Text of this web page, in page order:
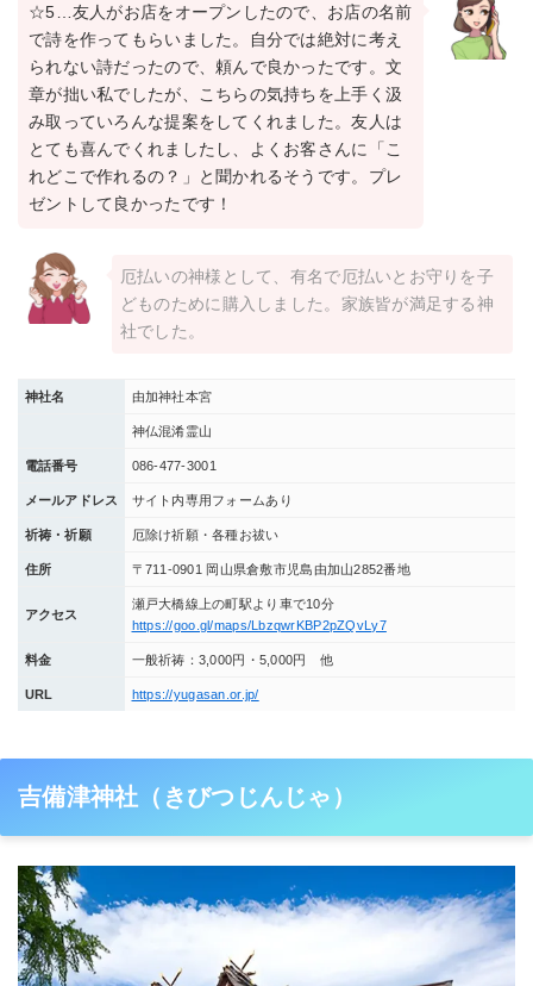
☆5…友人がお店をオープンしたので、お店の名前
で詩を作ってもらいました。自分では絶対に考え
られない詩だったので、頼んで良かったです。文
章が拙い私でしたが、こちらの気持ちを上手く汲
み取っていろんな提案をしてくれました。友人は
とても喜んでくれましたし、よくお客さんに「こ
れどこで作れるの？」と聞かれるそうです。プレ
ゼントして良かったです！
厄払いの神様として、有名で厄払いとお守りを子
どものために購入しました。家族皆が満足する神
社でした。
神社名 由加神社本宮
神仏混淆霊山
電話番号 086‐477-3001
メールアドレス サイト内専用フォームあり
祈祷・祈願 厄除け祈願・各種お祓い
住所 〒711-0901 岡山県倉敷市児島由加山2852番地
アクセス
瀬戸大橋線上の町駅より車で10分
https://goo.gl/maps/LbzqwrKBP2pZQvLy7
料金 一般祈祷：3,000円・5,000円 他
URL https://yugasan.or.jp/
吉備津神社（きびつじんじゃ）